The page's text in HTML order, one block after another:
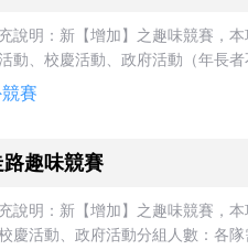
說明：新【增加】之趣味競賽，
動、校慶活動、政府活動（年長
賽
趣味競賽
說明：新【增加】之趣味競賽，
慶活動、政府活動分組人數：各